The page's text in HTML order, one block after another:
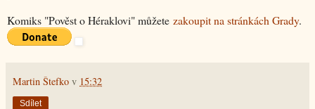
Komiks "Pověst o Héraklovi" můžete zakoupit na stránkách Grady.
Martin Štefko v 15:32
Sdílet